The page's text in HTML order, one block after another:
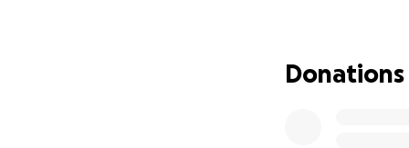
Donations